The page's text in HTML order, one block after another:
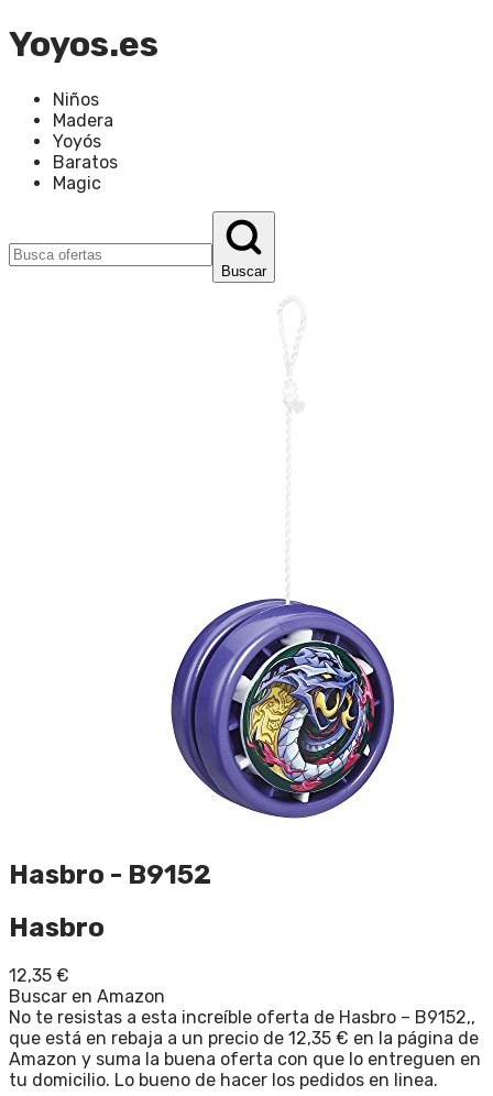
Yoyos.es
Niños
Madera
Yoyós
Baratos
Magic
Buscar
Hasbro - B9152
Hasbro
12,35 €
Buscar en Amazon
No te resistas a esta increíble oferta de Hasbro – B9152,,
que está en rebaja a un precio de 12,35 € en la página de
Amazon y suma la buena oferta con que lo entreguen en
tu domicilio. Lo bueno de hacer los pedidos en linea.